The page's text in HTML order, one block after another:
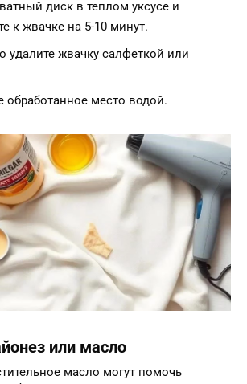
диск в теплом уксусе и
к жвачке на 5-10 минут.
удалите жвачку салфеткой или
обработанное место водой.
или масло
масло могут помочь